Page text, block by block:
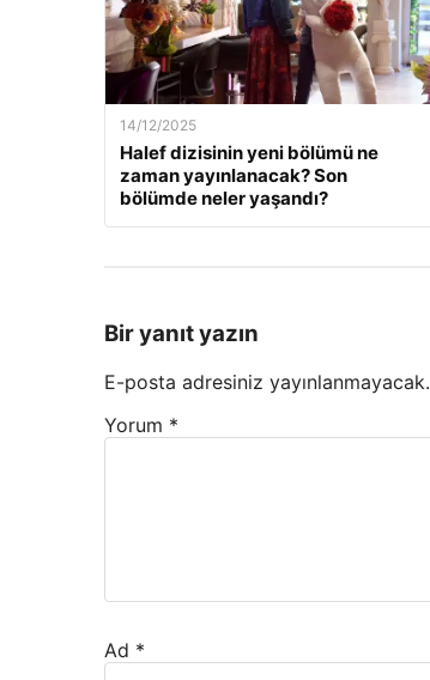
14/12/2025
Halef dizisinin yeni bölümü ne
zaman yayınlanacak? Son
bölümde neler yaşandı?
Bir yanıt yazın
E-posta adresiniz yayınlanmayacak.
Yorum *
Ad *